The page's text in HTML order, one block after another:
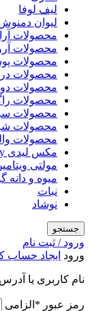
لیف لوفا
لیوان
محصولات
محصولات
محصولات
محصولات
محصولات
محصولات
محصولات
محصولات
محصولات
مکس لیدی max lady
مولتی
میوه و دانه
نبات
نوشاد
جستجو
ورود / ثبت نام
ورود ایجاد حساب
نام کاربری یا
رمز عبور * الزامی